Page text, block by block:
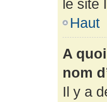
le site
Haut
A
nom
Il y a